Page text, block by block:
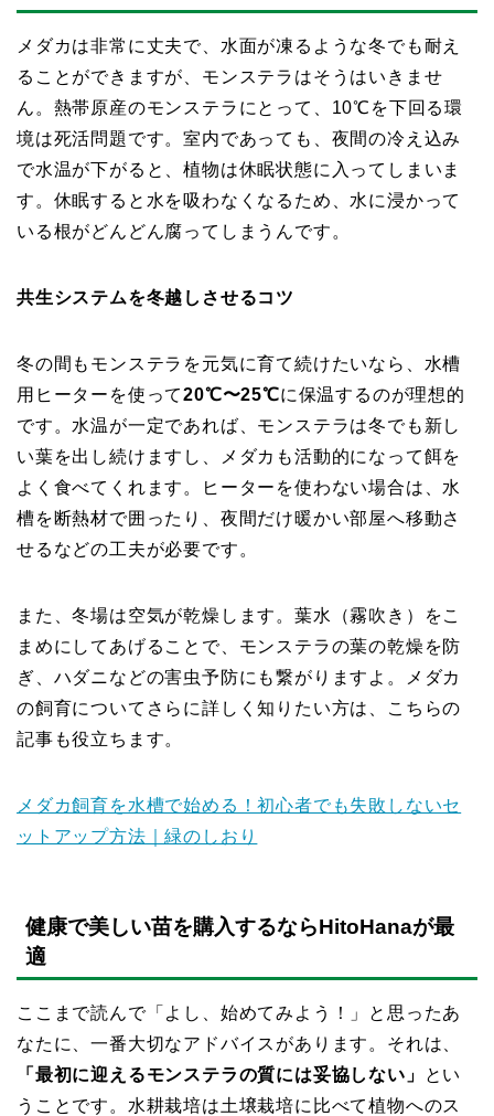
メダカは非常に丈夫で、水面が凍るような冬でも耐え
ることができますが、モンステラはそうはいきませ
ん。熱帯原産のモンステラにとって、10℃を下回る環
境は死活問題です。室内であっても、夜間の冷え込み
で水温が下がると、植物は休眠状態に入ってしまいま
す。休眠すると水を吸わなくなるため、水に浸かって
いる根がどんどん腐ってしまうんです。
共生システムを冬越しさせるコツ
冬の間もモンステラを元気に育て続けたいなら、水槽
用ヒーターを使って20℃〜25℃に保温するのが理想的
です。水温が一定であれば、モンステラは冬でも新し
い葉を出し続けますし、メダカも活動的になって餌を
よく食べてくれます。ヒーターを使わない場合は、水
槽を断熱材で囲ったり、夜間だけ暖かい部屋へ移動さ
せるなどの工夫が必要です。
また、冬場は空気が乾燥します。葉水（霧吹き）をこ
まめにしてあげることで、モンステラの葉の乾燥を防
ぎ、ハダニなどの害虫予防にも繋がりますよ。メダカ
の飼育についてさらに詳しく知りたい方は、こちらの
記事も役立ちます。
メダカ飼育を水槽で始める！初心者でも失敗しないセ
ットアップ方法｜緑のしおり
健康で美しい苗を購入するならHitoHanaが最
適
ここまで読んで「よし、始めてみよう！」と思ったあ
なたに、一番大切なアドバイスがあります。それは、
「最初に迎えるモンステラの質には妥協しない」
とい
うことです。水耕栽培は土壌栽培に比べて植物へのス